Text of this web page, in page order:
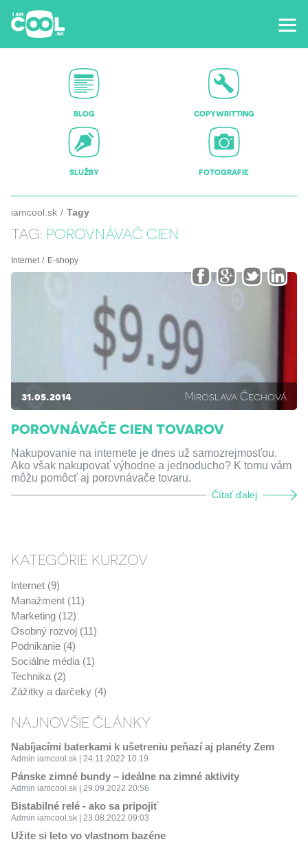
BLOG COPYWRITTING
SLUŽBY FOTOGRAFIE
iamcool.sk Tagy
TAG: POROVNÁVAČ CIEN
Internet E-shopy
31.05.2014 Miroslava Čechová
POROVNÁVAČE CIEN TOVAROV
Nakupovanie na internete je dnes už samozrejmosťou.
Ako však nakupovať výhodne a jednoducho? K tomu vám
môžu pomôcť aj porovnávače tovaru.
Čítať ďalej
KATEGÓRIE KURZOV
Internet (9)
Manažment (11)
Marketing (12)
Osobný rozvoj (11)
Podnikanie (4)
Sociálne média (1)
Technika (2)
Zážitky a darčeky (4)
NAJNOVŠIE ČLÁNKY
Nabíjacími baterkami k ušetreniu peňazí aj planéty Zem
Admin iamcool.sk | 24.11.2022 10:19
Pánske zimné bundy – ideálne na zimné aktivity
Admin iamcool.sk | 29.09.2022 20:56
Bistabilné relé - ako sa pripojiť
Admin iamcool.sk | 23.08.2022 09:03
Užite si leto vo vlastnom bazéne